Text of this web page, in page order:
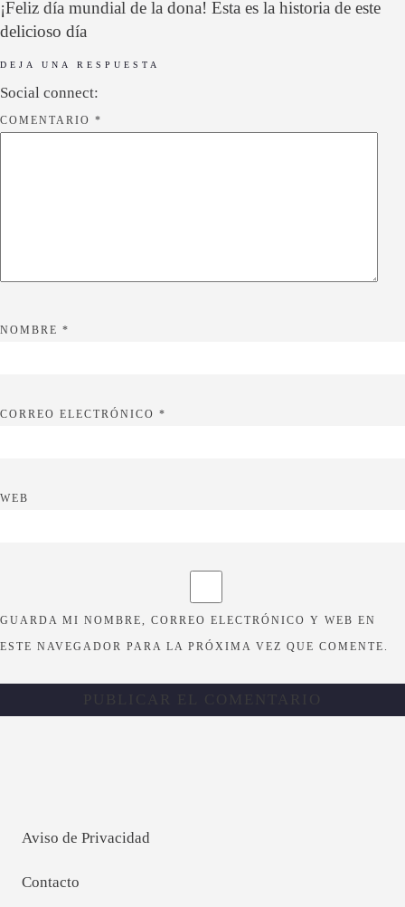
¡Feliz día mundial de la dona! Esta es la historia de este
delicioso día
DEJA UNA RESPUESTA
Social connect:
COMENTARIO *
NOMBRE *
CORREO ELECTRÓNICO *
WEB
GUARDA MI NOMBRE, CORREO ELECTRÓNICO Y WEB EN
ESTE NAVEGADOR PARA LA PRÓXIMA VEZ QUE COMENTE.
Aviso de Privacidad
Contacto